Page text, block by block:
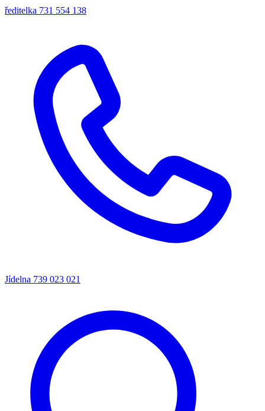
ředitelka 731 554 138
Jídelna 739 023 021